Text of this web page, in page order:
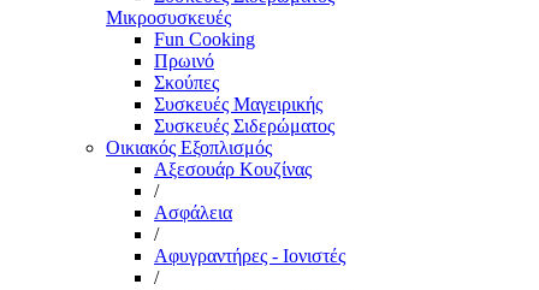
Μικροσυσκευές
Fun Cooking
Πρωινό
Σκούπες
Συσκευές Μαγειρικής
Συσκευές Σιδερώματος
Οικιακός Εξοπλισμός
Αξεσουάρ Κουζίνας
/
Ασφάλεια
/
Αφυγραντήρες - Ιονιστές
/